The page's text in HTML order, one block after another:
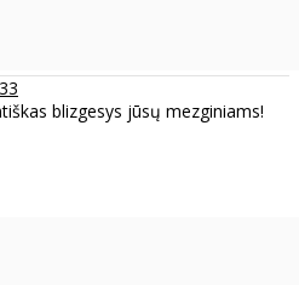
blizgesys jūsų mezginiams!